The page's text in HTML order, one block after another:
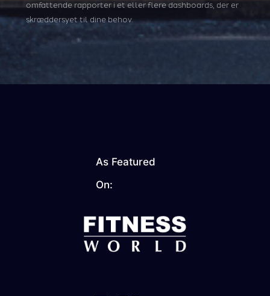
omfattende rapporter i et eller flere dashboards, der er
skræddersyet til dine behov.
As Featured
On: